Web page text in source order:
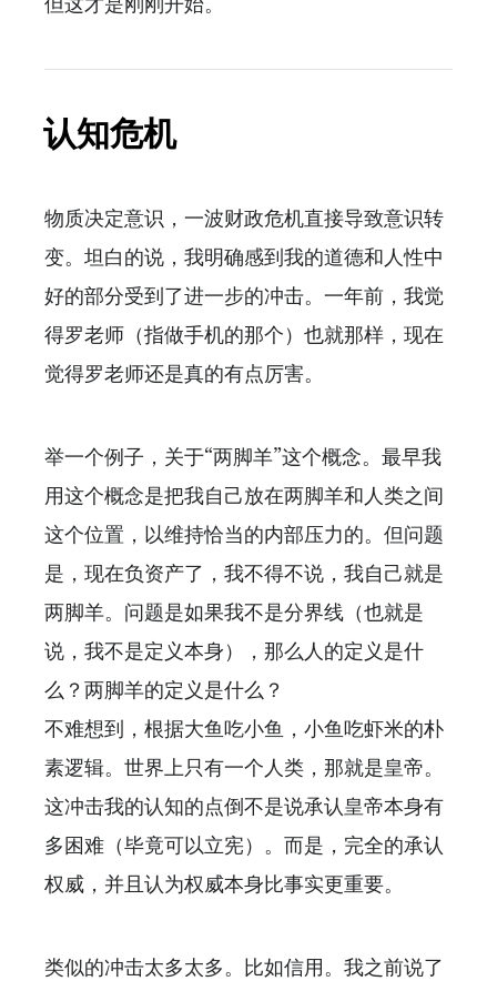
认知危机
物质决定意识，一波财政危机直接导致意识转
变。坦白的说，我明确感到我的道德和人性中
好的部分受到了进一步的冲击。一年前，我觉
得罗老师（指做手机的那个）也就那样，现在
觉得罗老师还是真的有点厉害。
举一个例子，关于“两脚羊”这个概念。最早我
用这个概念是把我自己放在两脚羊和人类之间
这个位置，以维持恰当的内部压力的。但问题
是，现在负资产了，我不得不说，我自己就是
两脚羊。问题是如果我不是分界线（也就是
说，我不是定义本身），那么人的定义是什
么？两脚羊的定义是什么？
不难想到，根据大鱼吃小鱼，小鱼吃虾米的朴
素逻辑。世界上只有一个人类，那就是皇帝。
这冲击我的认知的点倒不是说承认皇帝本身有
多困难（毕竟可以立宪）。而是，完全的承认
权威，并且认为权威本身比事实更重要。
类似的冲击太多太多。比如信用。我之前说了